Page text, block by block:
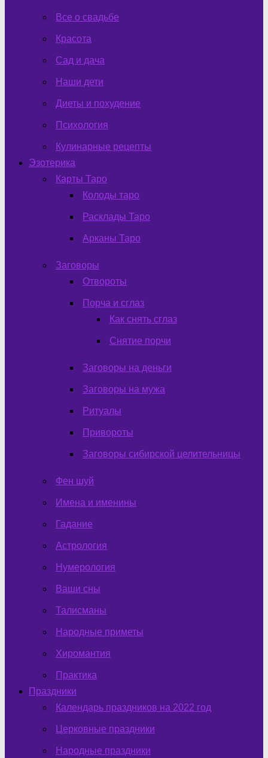
Все о свадьбе
Красота
Сад и дача
Наши дети
Диеты и похудение
Психология
Кулинарные рецепты
Эзотерика
Карты Таро
Колоды таро
Расклады Таро
Арканы Таро
Заговоры
Отвороты
Порча и сглаз
Как снять сглаз
Снятие порчи
Заговоры на деньги
Заговоры на мужа
Ритуалы
Привороты
Заговоры сибирской целительницы
Фен шуй
Имена и именины
Гадание
Астрология
Нумерология
Ваши сны
Талисманы
Народные приметы
Хиромантия
Практика
Праздники
Календарь праздников на 2022 год
Церковные праздники
Народные праздники